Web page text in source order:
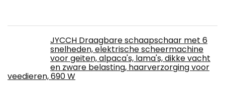
JYCCH Draagbare schaapschaar met 6
snelheden, elektrische scheermachine
voor geiten, alpaca's, lama's, dikke vacht
en zware belasting, haarverzorging voor
veedieren, 690 W